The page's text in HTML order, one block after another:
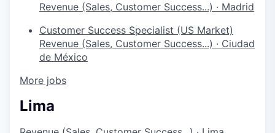
Revenue (Sales, Customer Success...) · Madrid
Customer Success Specialist (US Market)
Revenue (Sales, Customer Success...) · Ciudad
de México
More jobs
Lima